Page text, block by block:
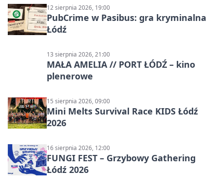
12 sierpnia 2026, 19:00
PubCrime w Pasibus: gra kryminalna
Łódź
13 sierpnia 2026, 21:00
MAŁA AMELIA // PORT ŁÓDŹ – kino
plenerowe
15 sierpnia 2026, 09:00
Mini Melts Survival Race KIDS Łódź
2026
16 sierpnia 2026, 12:00
FUNGI FEST – Grzybowy Gathering
Łódź 2026